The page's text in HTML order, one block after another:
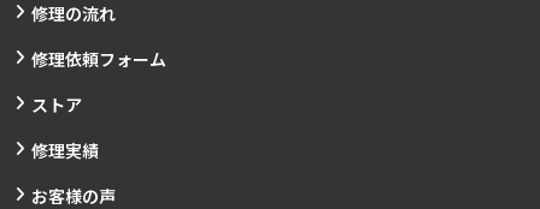
修理の流れ
修理依頼フォーム
ストア
修理実績
お客様の声